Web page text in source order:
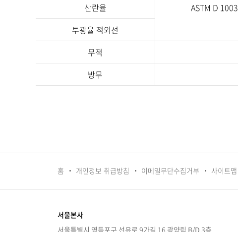
ASTM D 1003
산란율
투광율 적외선
무적
방무
홈 개인정보 취급방침 이메일무단수집거부 사이트맵
서울본사
서울특별시 영등포구 선유로 9가길 16 광양림 B/D 3층